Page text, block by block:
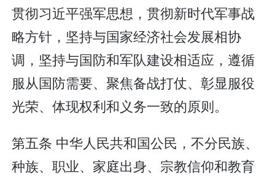
贯彻习近平强军思想，贯彻新时代军事战
略方针，坚持与国家经济社会发展相协
调，坚持与国防和军队建设相适应，遵循
服从国防需要、聚焦备战打仗、彰显服役
光荣、体现权利和义务一致的原则。
第五条 中华人民共和国公民，不分民族、
种族、职业、家庭出身、宗教信仰和教育